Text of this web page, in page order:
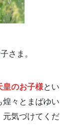
さま。
皇のお子様とい
煌々とまばゆい
元気づけてくだ